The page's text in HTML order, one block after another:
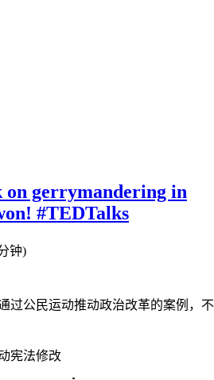
on gerrymandering in
#TEDTalks
钟)
过公民运动推动政治改革的案例，不
宪法修改